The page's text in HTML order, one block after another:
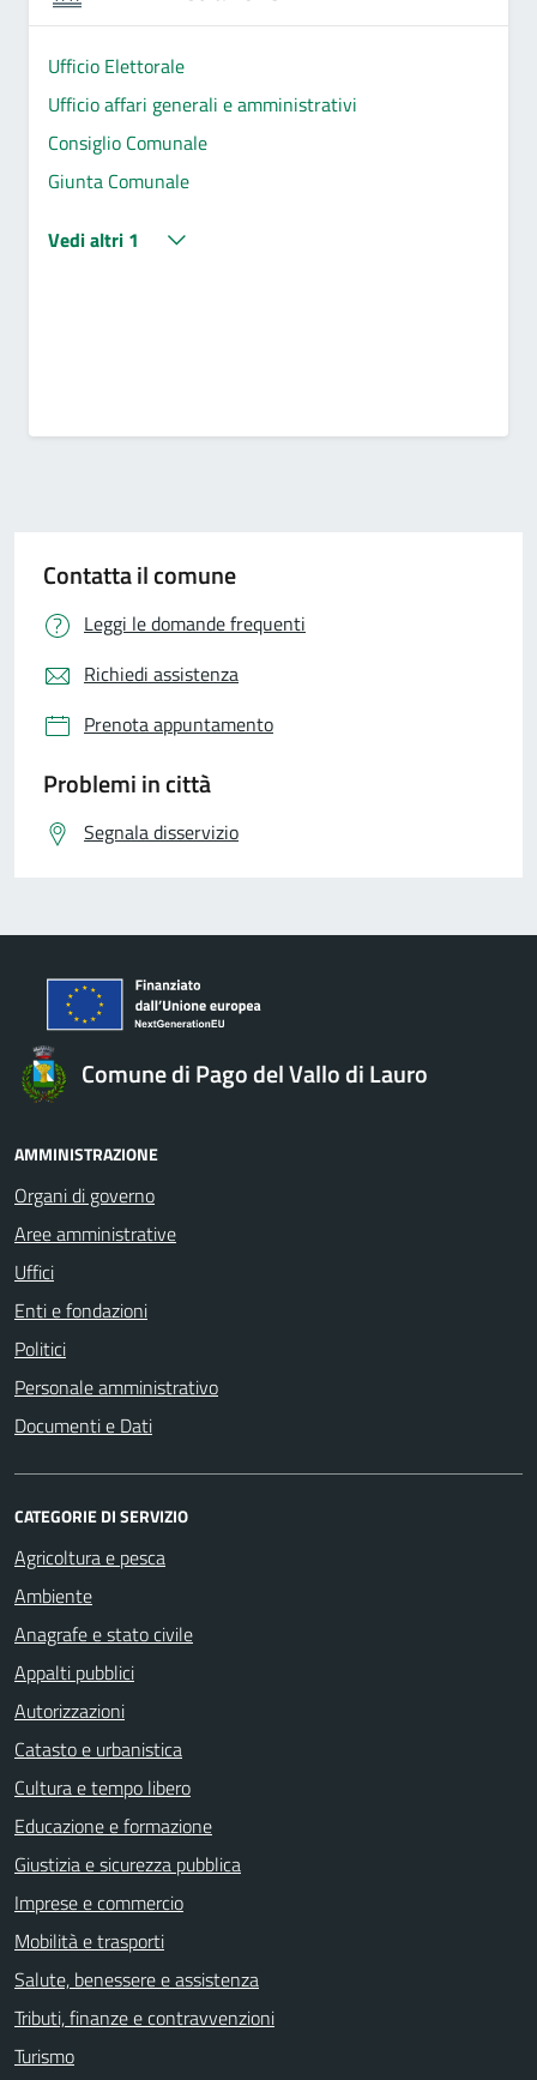
Ufficio Elettorale
Ufficio affari generali e amministrativi
Consiglio Comunale
Giunta Comunale
Vedi altri 1
Contatta il comune
Leggi le domande frequenti
Richiedi assistenza
Prenota appuntamento
Problemi in città
Segnala disservizio
Comune di Pago del Vallo di Lauro
AMMINISTRAZIONE
Organi di governo
Aree amministrative
Uffici
Enti e fondazioni
Politici
Personale amministrativo
Documenti e Dati
CATEGORIE DI SERVIZIO
Agricoltura e pesca
Ambiente
Anagrafe e stato civile
Appalti pubblici
Autorizzazioni
Catasto e urbanistica
Cultura e tempo libero
Educazione e formazione
Giustizia e sicurezza pubblica
Imprese e commercio
Mobilità e trasporti
Salute, benessere e assistenza
Tributi, finanze e contravvenzioni
Turismo